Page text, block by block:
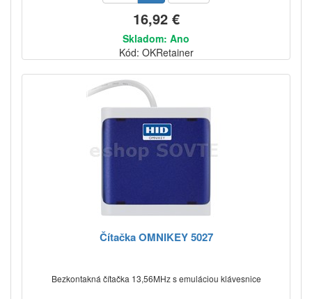
16,92 €
Skladom: Ano
Kód: OKRetainer
Čítačka OMNIKEY 5027
Bezkontakná čítačka 13,56MHz s emuláciou klávesnice